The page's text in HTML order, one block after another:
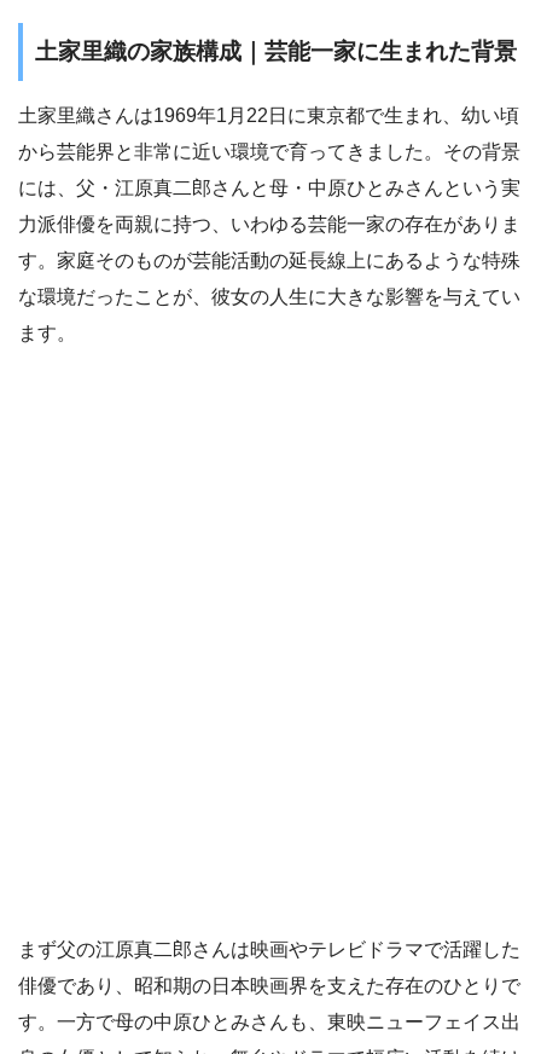
土家里織の家族構成｜芸能一家に生まれた背景
土家里織さんは1969年1月22日に東京都で生まれ、幼い頃
から芸能界と非常に近い環境で育ってきました。その背景
には、父・江原真二郎さんと母・中原ひとみさんという実
力派俳優を両親に持つ、いわゆる芸能一家の存在がありま
す。家庭そのものが芸能活動の延長線上にあるような特殊
な環境だったことが、彼女の人生に大きな影響を与えてい
ます。
まず父の江原真二郎さんは映画やテレビドラマで活躍した
俳優であり、昭和期の日本映画界を支えた存在のひとりで
す。一方で母の中原ひとみさんも、東映ニューフェイス出